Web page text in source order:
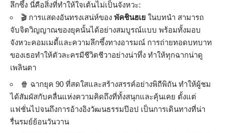
ลึกซึ้ง นี่คือสิ่งที่ทำให้ใจเต้นไม่เป็นจังหวะ:
🎬 การแสดงอันทรงเสน่ห์ของ พัคชินฮเย ในบทนำ สามารถ
จับจิตวิญญาณของยุคนั้นได้อย่างสมบูรณ์แบบ พร้อมทั้งมอบ
จังหวะคอมเมดี้และความลึกซึ้งทางอารมณ์ การถ่ายทอดบทบาท
ของเธอทำให้ตัวละครมีชีวิตชีวาอย่างน่าทึ่ง ทำให้ทุกฉากน่าดู
เพลินตา
🍿 ฉากยุค 90 ที่สดใสและสร้างสรรค์อย่างพิถีพิถัน ทำให้ผู้ชม
ได้สัมผัสกับคลื่นแห่งความคิดถึงที่ทั้งสนุกและคุ้นเคย ตั้งแต่
แฟชั่นไปจนถึงการอ้างอิงวัฒนธรรมป๊อป เป็นการเดินทางที่น่า
รื่นรมย์ย้อนวันวาน